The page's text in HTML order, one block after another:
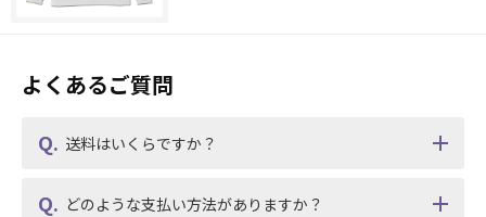
よくあるご質問
送料はいくらですか？
どのような支払い方法がありますか？